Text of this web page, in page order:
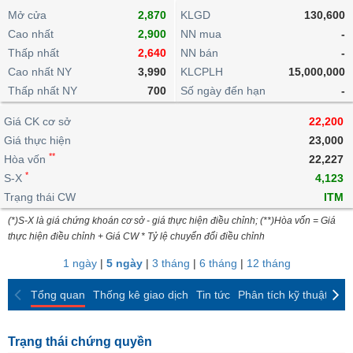
lỗ
Giao
dịch
nội
bộ
Tài
liệu
đông
Nước
ngoài
doanh
phiếu
Bản
đồ
ngành
kê
giao
dịch
Chứng
quyền
Tổng
quan
Thống
kê
giao
dịch
Định
giá
Thống
kê
giao
dịch
Tin
Phân
tích
kỹ
thuật
Bảng
giá
trực
tuyến
Bộ
lọc
cổ
phiếu
So
phiếu
Báo
phân
Vĩ
mô
Chứng
quyền
Trái
phiếu
doanh
nghiệp
IR
Awards
Đào
tạo
Dịch
vụ
Mở cửa
2,870
Cao nhất
2,900
Thấp nhất
2,640
Cao nhất NY
3,990
Thấp nhất NY
700
KLGD
130,600
NN mua
-
NN bán
-
KLCPLH
15,000,000
Số ngày đến hạn
-
Giá CK cơ sở
22,200
Giá thực hiện
23,000
Hòa vốn **
22,227
S-X *
4,123
Trạng thái CW
ITM
(*)S-X là giá chứng khoán cơ sở - giá thực hiện điều chỉnh; (**)Hòa vốn = Giá
thực hiện điều chỉnh + Giá CW * Tỷ lệ chuyển đổi điều chỉnh
1 ngày| 5 ngày| 3 tháng | 6 tháng | 12 tháng
Tổng quan Thống kê giao dịch Tin tức Phân tích kỹ thuật
Trạng thái chứng quyền
BẤT
ĐỘNG
SẢN
TÀI
CHÍNH
HÀNG
HÓA
TẾ
THẾ
GIỚI